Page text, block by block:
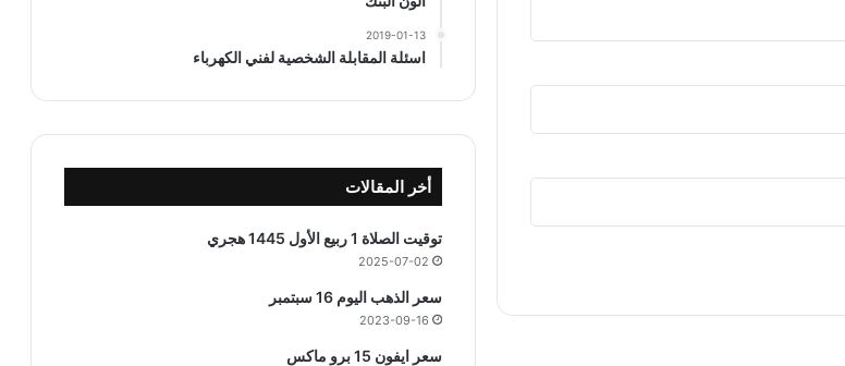
2019-01-13
اسئلة المقابلة الشخصية لفني الكهرباء
أخر المقالات
توقيت الصلاة 1 ربيع الأول 1445 هجري
2025-07-02
سعر الذهب اليوم 16 سبتمبر
2023-09-16
سعر ايفون 15 برو ماكس